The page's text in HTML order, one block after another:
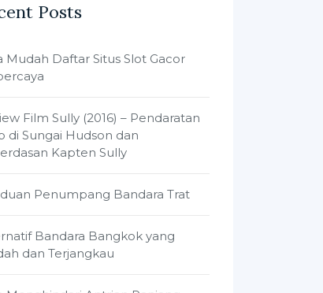
Posts
Mudah Daftar Situs Slot Gacor
Film Sully (2016) – Pendaratan
di Sungai Hudson dan
Kapten Sully
Penumpang Bandara Trat
Bandara Bangkok yang
dan Terjangkau